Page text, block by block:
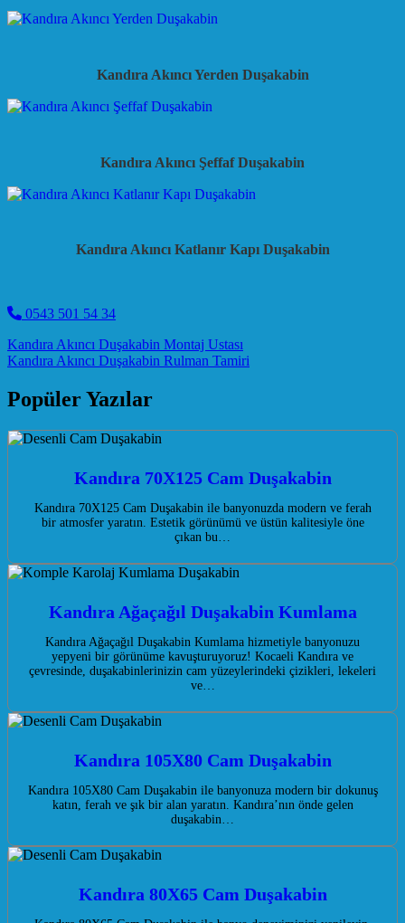
Kandıra Akıncı Yerden Duşakabin
Kandıra Akıncı Şeffaf Duşakabin
Kandıra Akıncı Katlanır Kapı Duşakabin
0543 501 54 34
Post navigation
Kandıra Akıncı Duşakabin Montaj Ustası
Kandıra Akıncı Duşakabin Rulman Tamiri
Popüler Yazılar
Kandıra 70X125 Cam Duşakabin
Kandıra 70X125 Cam Duşakabin ile banyonuzda modern ve ferah
bir atmosfer yaratın. Estetik görünümü ve üstün kalitesiyle öne
çıkan bu…
Kandıra Ağaçağıl Duşakabin Kumlama
Kandıra Ağaçağıl Duşakabin Kumlama hizmetiyle banyonuzu
yepyeni bir görünüme kavuşturuyoruz! Kocaeli Kandıra ve
çevresinde, duşakabinlerinizin cam yüzeylerindeki çizikleri, lekeleri
ve…
Kandıra 105X80 Cam Duşakabin
Kandıra 105X80 Cam Duşakabin ile banyonuza modern bir dokunuş
katın, ferah ve şık bir alan yaratın. Kandıra’nın önde gelen
duşakabin…
Kandıra 80X65 Cam Duşakabin